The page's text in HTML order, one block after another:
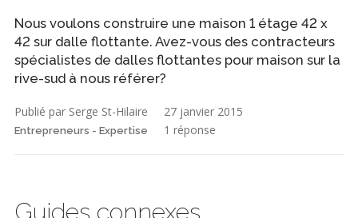
Nous voulons construire une maison 1 étage 42 x
42 sur dalle flottante. Avez-vous des contracteurs
spécialistes de dalles flottantes pour maison sur la
rive-sud à nous référer?
Publié par Serge St-Hilaire 27 janvier 2015
Entrepreneurs - Expertise 1 réponse
Guides connexes